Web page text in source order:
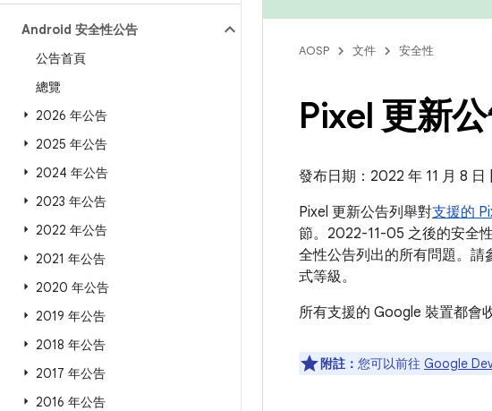
Android 安全性公告
公告首頁
總覽
2026 年公告
2025 年公告
2024 年公告
2023 年公告
2022 年公告
2021 年公告
2020 年公告
2019 年公告
2018 年公告
2017 年公告
2016 年公告
AOSP 文件 安全性
Pixel 更新
發布日期：2022 年 11 月 8 日
Pixel 更新公告列舉對支援的
節。2022-11-05 之後的安全
全性公告列出的所有問題。請
式等級。
所有支援的 Google 裝置都會
附註： 您可以前往 Google